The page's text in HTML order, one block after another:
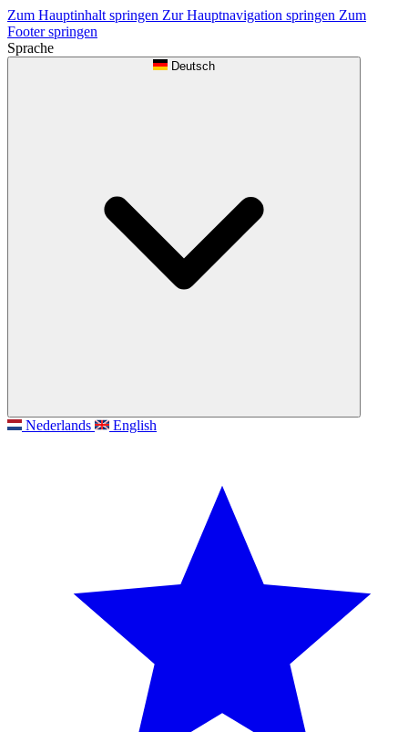
Zum Hauptinhalt springen Zur Hauptnavigation springen Zum
Footer springen
Sprache
Deutsch
Nederlands English